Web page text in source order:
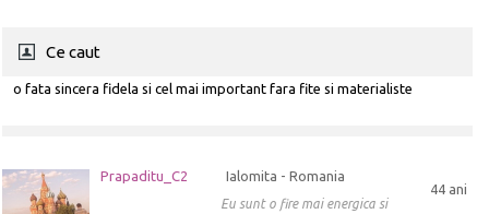
Ce caut
o fata sincera fidela si cel mai important fara fite si materialiste
Prapaditu_C2
44 ani
Ialomita - Romania
Eu sunt o fire mai energica si